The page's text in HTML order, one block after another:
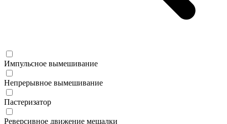
Импульсное вымешивание
Непрерывное вымешивание
Пастеризатор
Реверсивное движение мешалки